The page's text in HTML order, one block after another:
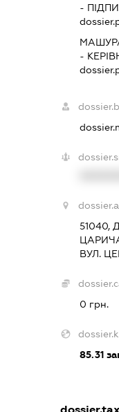
-
-
51040,
ВУЛ.
0 грн.
85.31
dossier.tax